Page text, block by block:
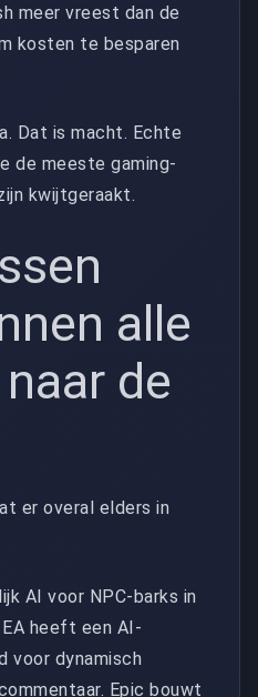
meer vreest dan de
kosten te besparen
Dat is macht. Echte
de meeste gaming-
kwijtgeraakt.
alle
de
er overal elders in
AI voor NPC-barks in
heeft een AI-
voor dynamisch
Epic bouwt